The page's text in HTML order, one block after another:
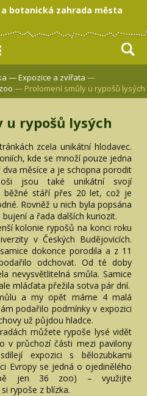
botanická zahrada města
—Expozice a zvířata —
— Prolomení smůly u rypošů lysých
u rypošů lysých
zcela unikátní hlodavec.
kde se množí pouze jedna
měsíce a je schopna porodit
jsou také unikátní svojí
běžné stáří přes 20 let, což je
Rovněž u nich byla popsána
a řada dalších kuriozit.
kolonie rypošů na konci roku
v Českých Budějovicích.
dokonce porodila a z 11
odchovat. Od té doby
nevysvětlitelná smůla. Samice
mláďata přežila sotva pár dní.
a my opět máme 4 malá
podařilo podmínky v expozici
už půjdou hladce.
můžete rypoše lysé vidět
v průchozí části mezi pavilony
expozici s bělozubkami
Evropy se jedná o ojedinělého
jen 36 zoo) – využijte
rypoše z blízka.